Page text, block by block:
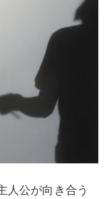
人公が向き合う